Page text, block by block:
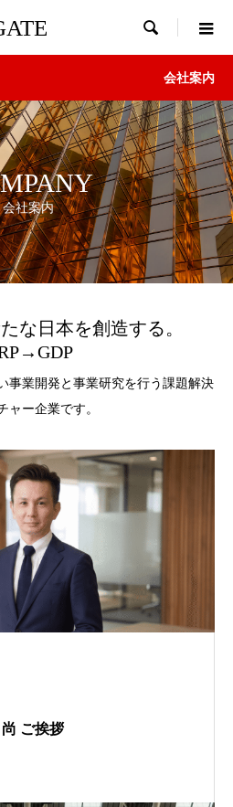

会社案内
会社案内
な日本を創造する。
事業開発と事業研究を行う課題解決
ャー企業です。
ご挨拶